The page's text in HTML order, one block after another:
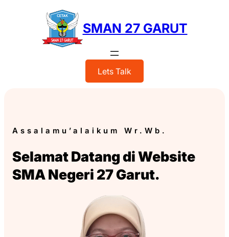
SMAN 27 GARUT
Lets Talk
Assalamu’alaikum Wr.Wb.
Selamat Datang di Website
SMA Negeri 27 Garut.